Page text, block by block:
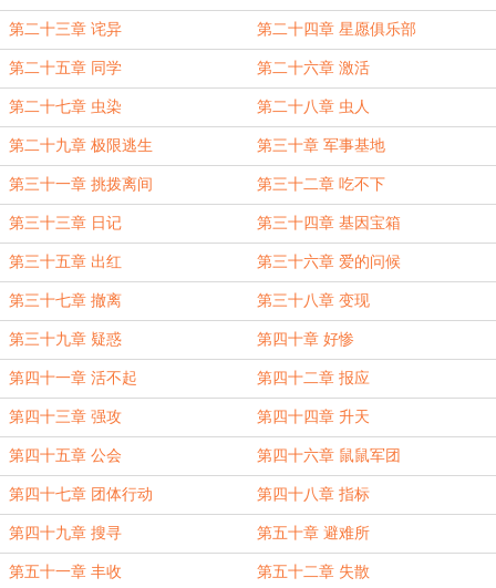
第二十三章 诧异 第二十四章 星愿俱乐部
第二十五章 同学 第二十六章 激活
第二十七章 虫染 第二十八章 虫人
第二十九章 极限逃生 第三十章 军事基地
第三十一章 挑拨离间 第三十二章 吃不下
第三十三章 日记 第三十四章 基因宝箱
第三十五章 出红 第三十六章 爱的问候
第三十七章 撤离 第三十八章 变现
第三十九章 疑惑 第四十章 好惨
第四十一章 活不起 第四十二章 报应
第四十三章 强攻 第四十四章 升天
第四十五章 公会 第四十六章 鼠鼠军团
第四十七章 团体行动 第四十八章 指标
第四十九章 搜寻 第五十章 避难所
第五十一章 丰收 第五十二章 失散